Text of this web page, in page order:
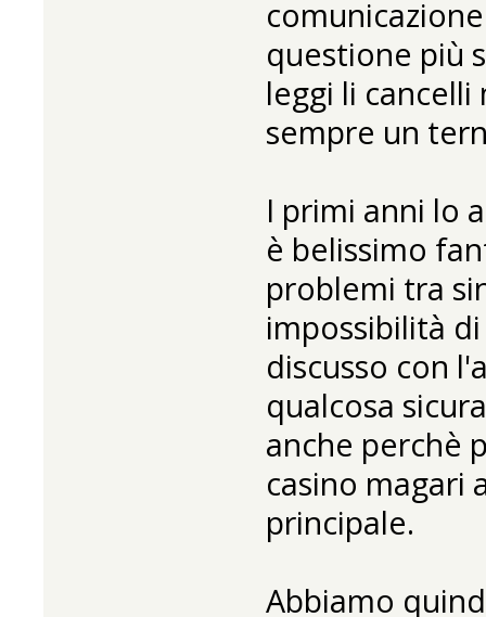
questione più
leggi li
sempre un
I primi anni lo
è belissimo
problemi tra
impossibilità
discusso con
qualcosa
anche perchè
casino magari
principale.
Abbiamo